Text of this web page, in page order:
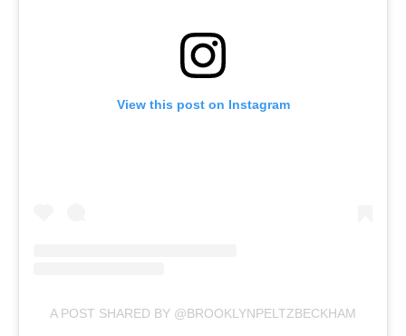
View this post on Instagram
A POST SHARED BY @BROOKLYNPELTZBECKHAM